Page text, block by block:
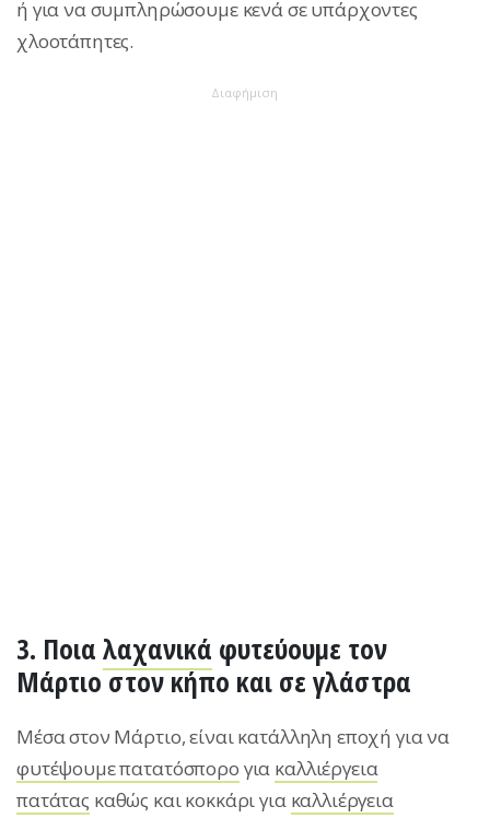
ή για να συμπληρώσουμε κενά σε υπάρχοντες
χλοοτάπητες.
Διαφήμιση
3. Ποια λαχανικά φυτεύουμε τον
Μάρτιο στον κήπο και σε γλάστρα
Μέσα στον Μάρτιο, είναι κατάλληλη εποχή για να
φυτέψουμε πατατόσπορο για καλλιέργεια
πατάτας καθώς και κοκκάρι για καλλιέργεια